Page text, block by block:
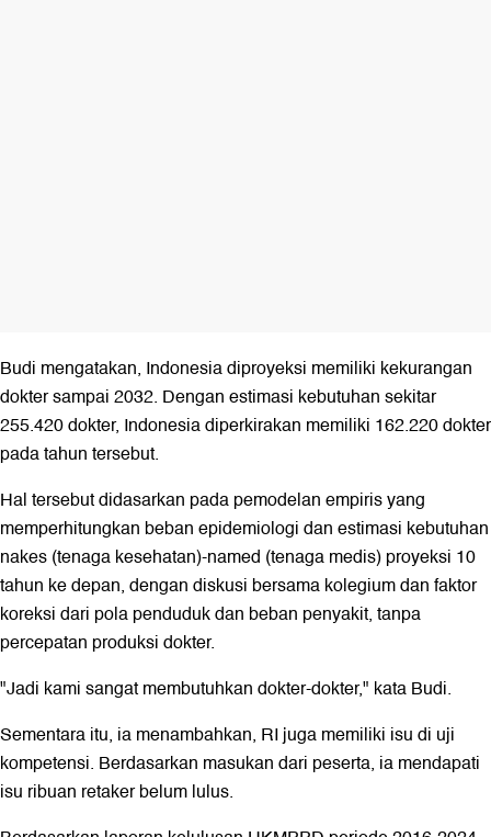
Budi mengatakan, Indonesia diproyeksi memiliki kekurangan
dokter sampai 2032. Dengan estimasi kebutuhan sekitar
255.420 dokter, Indonesia diperkirakan memiliki 162.220 dokter
pada tahun tersebut.
Hal tersebut didasarkan pada pemodelan empiris yang
memperhitungkan beban epidemiologi dan estimasi kebutuhan
nakes (tenaga kesehatan)-named (tenaga medis) proyeksi 10
tahun ke depan, dengan diskusi bersama kolegium dan faktor
koreksi dari pola penduduk dan beban penyakit, tanpa
percepatan produksi dokter.
"Jadi kami sangat membutuhkan dokter-dokter," kata Budi.
Sementara itu, ia menambahkan, RI juga memiliki isu di uji
kompetensi. Berdasarkan masukan dari peserta, ia mendapati
isu ribuan retaker belum lulus.